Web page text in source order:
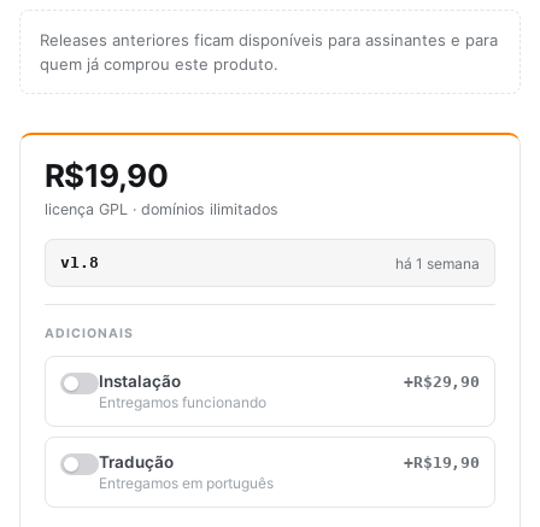
Releases anteriores ficam disponíveis para assinantes e para
quem já comprou este produto.
R$19,90
licença GPL · domínios ilimitados
v1.8 há 1 semana
ADICIONAIS
Instalação
+R$29,90
Entregamos funcionando
Tradução
+R$19,90
Entregamos em português